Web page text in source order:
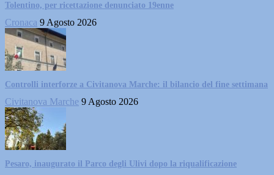
Tolentino, per ricettazione denunciato 19enne
Cronaca 9 Agosto 2026
Controlli interforze a Civitanova Marche: il bilancio del fine settimana
Civitanova Marche 9 Agosto 2026
Pesaro, inaugurato il Parco degli Ulivi dopo la riqualificazione